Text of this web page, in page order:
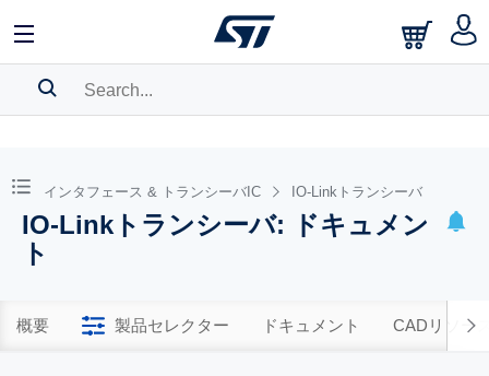
BOOKMARK
Pleaselog into show your saved searches.
インタフェース & トランシーバIC IO-Linkトランシーバ
IO-Linkトランシーバ: ドキュメン
ト
概要 製品セレクター ドキュメント CADリソー